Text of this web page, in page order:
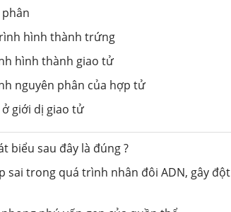
hình thành trứng
hình thành giao tử
nguyên phân của hợp tử
giới dị giao tử
biểu sau đây là đúng ?
sai trong quá trình nhân đôi ADN, gây đột